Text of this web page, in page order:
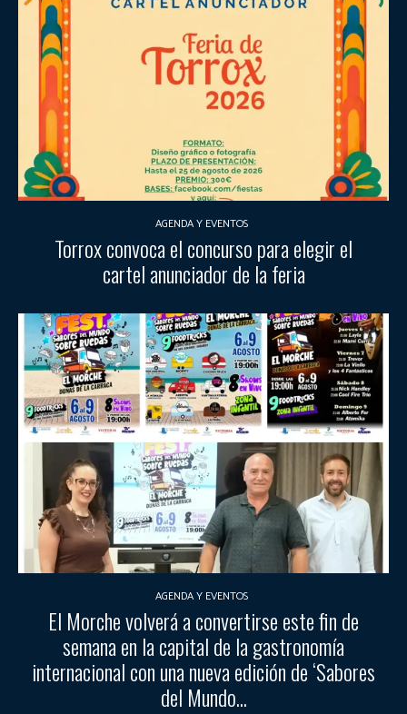
AGENDA Y EVENTOS
Torrox convoca el concurso para elegir el
cartel anunciador de la feria
AGENDA Y EVENTOS
El Morche volverá a convertirse este fin de
semana en la capital de la gastronomía
internacional con una nueva edición de ‘Sabores
del Mundo...